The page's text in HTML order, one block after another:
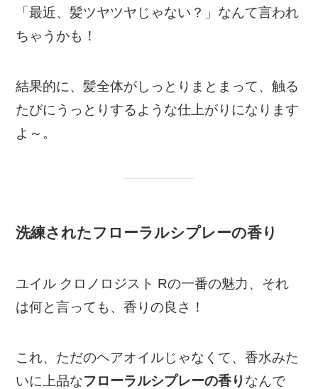
「最近、髪ツヤツヤじゃない？」なんて言われ
ちゃうかも！
結果的に、髪全体がしっとりまとまって、触る
たびにうっとりするような仕上がりになります
よ～。
洗練されたフローラルシプレーの香り
ユイル クロノロジスト Rの一番の魅力、それ
は何と言っても、香りの良さ！
これ、ただのヘアオイルじゃなくて、香水みた
いに上品なフローラルシプレーの香り なんで